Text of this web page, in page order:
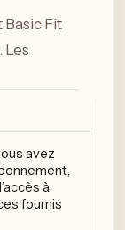
Fit
Les
avez
à
fournis